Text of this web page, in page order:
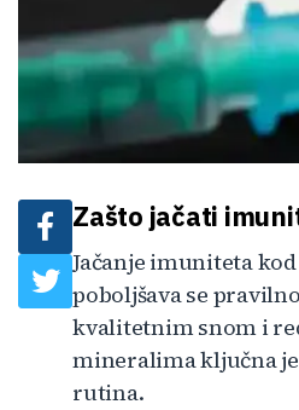
Zašto jačati
Jačanje imuniteta
poboljšava se
kvalitetnim snom i
mineralima ključna
rutina.